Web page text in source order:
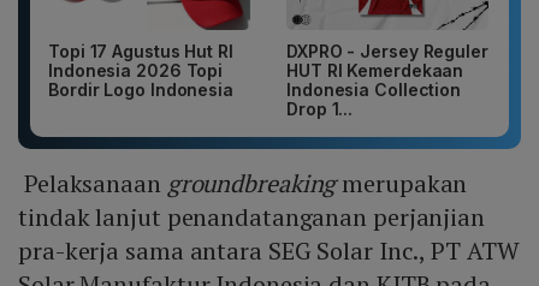
Topi 17 Agustus Hut RI
Indonesia 2026 Topi
Bordir Logo Indonesia
DXPRO - Jersey Reguler
HUT RI Kemerdekaan
Indonesia Collection
Drop 1...
Pelaksanaan groundbreakingmerupakan
tindak lanjut penandatanganan perjanjian
pra-kerja sama antara SEG Solar Inc., PT ATW